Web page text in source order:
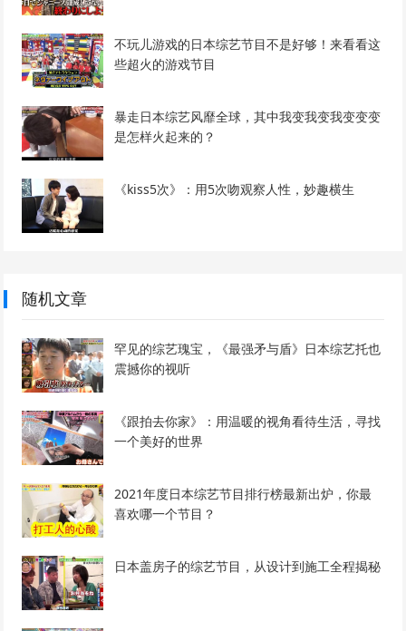
不玩儿游戏的日本综艺节目不是好够！来看看这
些超火的游戏节目
暴走日本综艺风靡全球，其中我变我变我变变变
是怎样火起来的？
《kiss5次》：用5次吻观察人性，妙趣横生
随机文章
罕见的综艺瑰宝，《最强矛与盾》日本综艺托也
震撼你的视听
《跟拍去你家》：用温暖的视角看待生活，寻找
一个美好的世界
2021年度日本综艺节目排行榜最新出炉，你最
喜欢哪一个节目？
日本盖房子的综艺节目，从设计到施工全程揭秘